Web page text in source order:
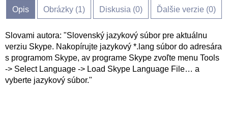
Opis Obrázky (1) Diskusia (0) Ďalšie verzie (0)
Slovami autora: "Slovenský jazykový súbor pre aktuálnu
verziu Skype. Nakopírujte jazykový *.lang súbor do adresára
s programom Skype, av programe Skype zvoľte menu Tools
-> Select Language -> Load Skype Language File… a
vyberte jazykový súbor."